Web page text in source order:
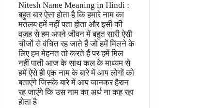
Nitesh Name Meaning in Hindi :
बहुत बार ऐसा होता है कि हमारे नाम का
मतलब हमें नहीं पता होता और इसी की
वजह से हम अपने जीवन में बहुत सारी ऐसी
चीजों से वंचित रह जाते हैं जो हमें मिलने के
लिए हम मेहनत तो करते हैं पर हमें मिल
नहीं पाती आज के साथ कल के माध्यम से
हमें ऐसे ही एक नाम के बारे में आप लोगों को
बताएंगे जिसके बारे में आप जानकर हैरान
रह जाएंगे कि उस नाम का अर्थ ना कह रहा
होता है